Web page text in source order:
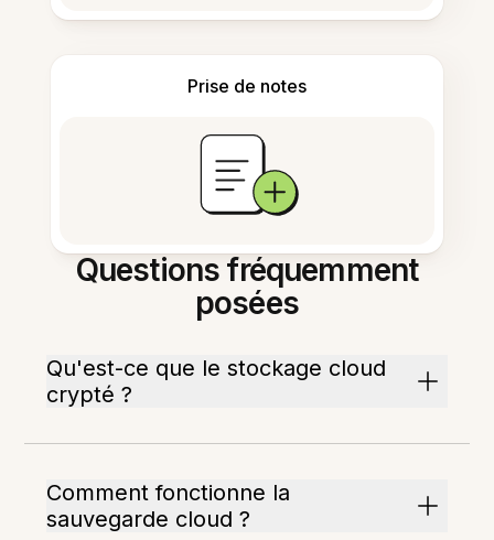
Prise de notes
Questions fréquemment
posées
Qu'est-ce que le stockage cloud
crypté ?
Comment fonctionne la
sauvegarde cloud ?